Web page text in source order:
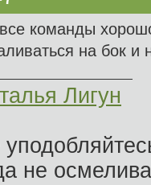
команды
на бок и
Лигун
не